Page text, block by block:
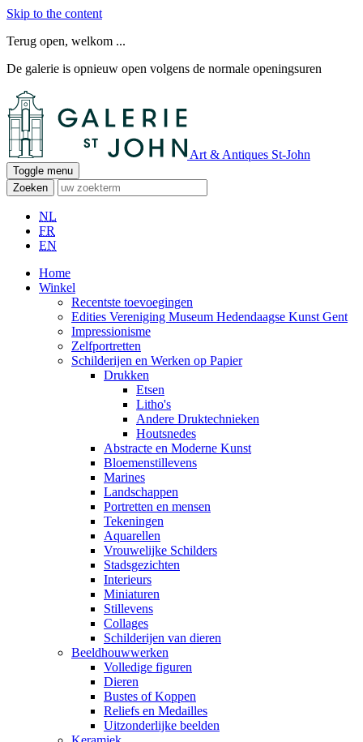
Skip to the content
Terug open, welkom ...
De galerie is opnieuw open volgens de normale openingsuren
Art & Antiques St-John
Toggle menu
Zoeken
NL
FR
EN
Home
Winkel
Recentste toevoegingen
Edities Vereniging Museum Hedendaagse Kunst Gent
Impressionisme
Zelfportretten
Schilderijen en Werken op Papier
Drukken
Etsen
Litho's
Andere Druktechnieken
Houtsnedes
Abstracte en Moderne Kunst
Bloemenstillevens
Marines
Landschappen
Portretten en mensen
Tekeningen
Aquarellen
Vrouwelijke Schilders
Stadsgezichten
Interieurs
Miniaturen
Stillevens
Collages
Schilderijen van dieren
Beeldhouwwerken
Volledige figuren
Dieren
Bustes of Koppen
Reliefs en Medailles
Uitzonderlijke beelden